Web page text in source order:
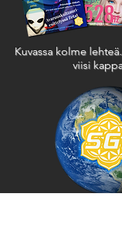
Kuvassa kolme
viisi